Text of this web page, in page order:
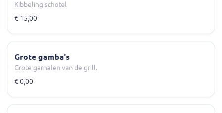
Kibbeling schotel
€ 15,00
Grote gamba's
Grote garnalen van de grill.
€ 0,00